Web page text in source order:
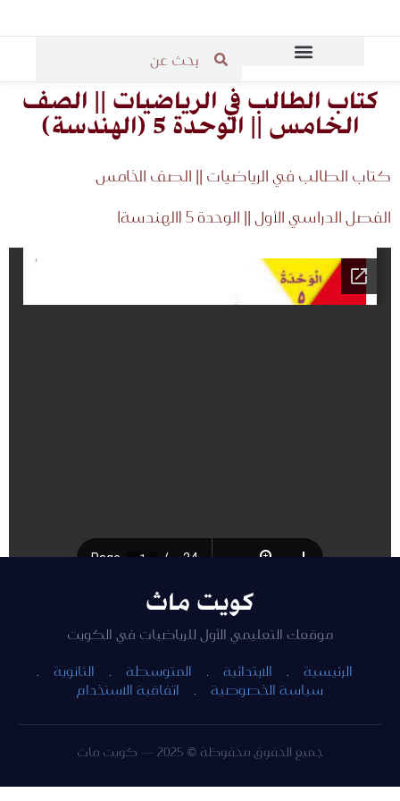
كتاب الطالب في الرياضيات || الصف
الخامس || الوحدة 5 (الهندسة)
كتاب الطالب في الرياضيات || الصف الخامس
الفصل الدراسي الأول || الوحدة 5 (الهندسة)
كويت ماث
موقعك التعليمي الأول للرياضيات في الكويت
الرئيسية
· الابتدائية · المتوسطة · الثانوية ·
سياسة الخصوصية · اتفاقية الاستخدام
جميع الحقوق محفوظة © 2025 — كويت ماث